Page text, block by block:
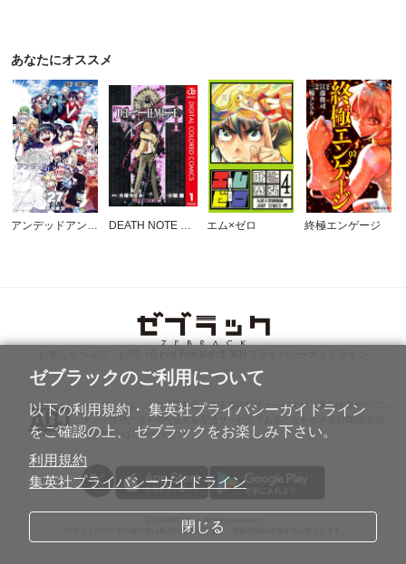
ゼブラックのご利用について
以下の利用規約・ 集英社プライバシーガイドライン
をご確認の上、 ゼブラックをお楽しみ下さい。
利用規約
集英社プライバシーガイドライン
閉じる
あなたにオススメ
エム×ゼロ 終極エンゲージ
ABJマークは、この電子書店・電子書籍配信サービスが、著作権者からコン
テンツ使用許諾を得た正規版配信サービスであることを示す登録商標(登録
番号第6091713号)です。
© SHUEISHA Inc. All rights reserved.
このサイトのデータの著作権は集英社が保有します。無断複製転送放送等は禁止します。